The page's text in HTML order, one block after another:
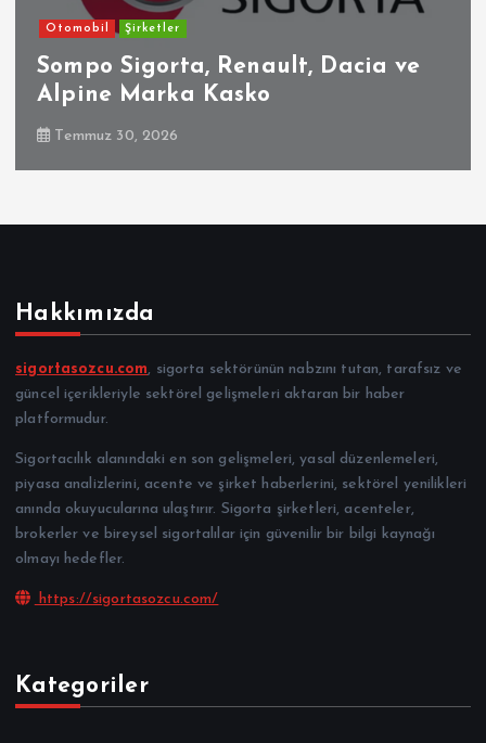
Otomobil Şirketler
Sompo Sigorta, Renault, Dacia ve
Alpine Marka Kasko
Temmuz 30, 2026
Hakkımızda
sigortasozcu.com, sigorta sektörünün nabzını tutan, tarafsız ve
güncel içerikleriyle sektörel gelişmeleri aktaran bir haber
platformudur.
Sigortacılık alanındaki en son gelişmeleri, yasal düzenlemeleri,
piyasa analizlerini, acente ve şirket haberlerini, sektörel yenilikleri
anında okuyucularına ulaştırır. Sigorta şirketleri, acenteler,
brokerler ve bireysel sigortalılar için güvenilir bir bilgi kaynağı
olmayı hedefler.
https://sigortasozcu.com/
Kategoriler